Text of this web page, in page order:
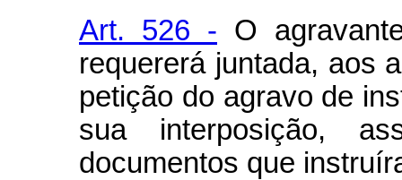
Art. 526 - O
requererá juntada, aos
petição do agravo de
sua interposição,
documentos que